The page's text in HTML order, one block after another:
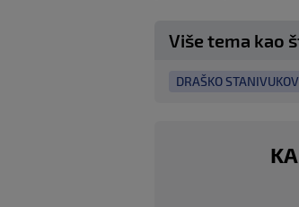
Više tema kao
DRAŠKO